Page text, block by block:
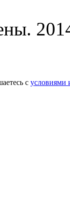
с условиями